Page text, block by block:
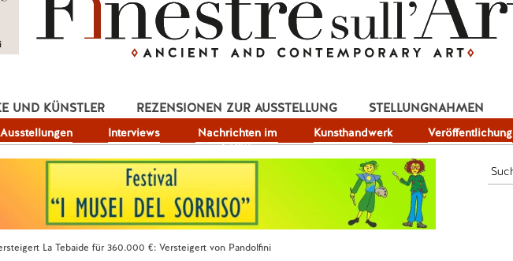
Ausstellungen Interviews
Nachrichten im
Fokus
Kunsthandwerk Veröffentlichung
UND KÜNSTLER REZENSIONEN ZUR AUSSTELLUNG STELLUNGNAHMEN
La Tebaide für 360.000 €: Versteigert von Pandolfini